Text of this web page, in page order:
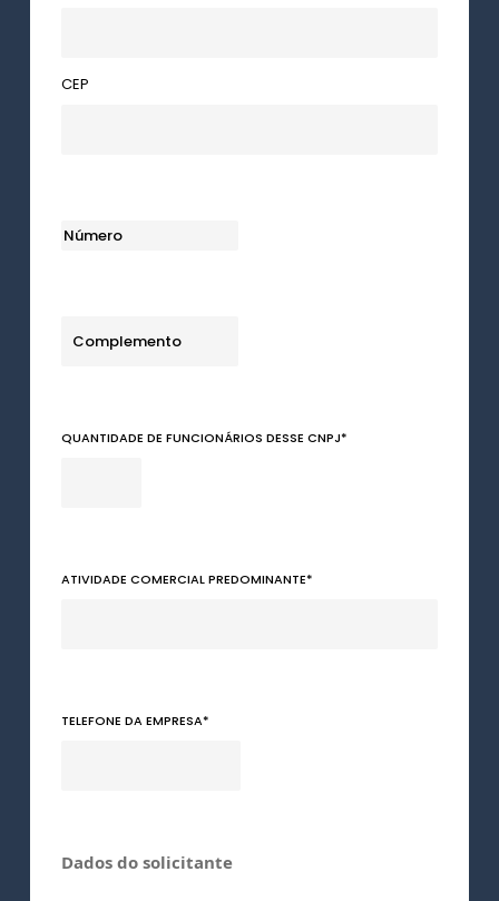
CEP
QUANTIDADE DE FUNCIONÁRIOS DESSE CNPJ*
ATIVIDADE COMERCIAL PREDOMINANTE*
TELEFONE DA EMPRESA*
Dados do solicitante